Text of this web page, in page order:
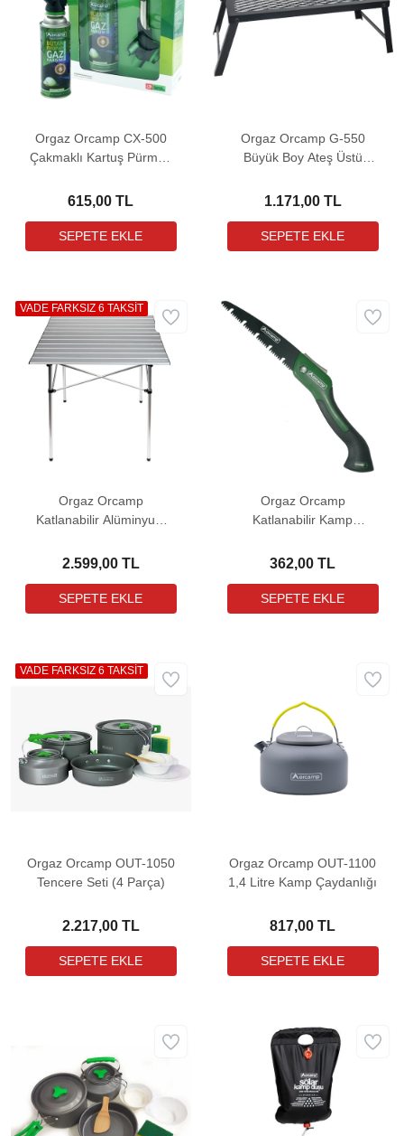
Orgaz Orcamp CX-500
Çakmaklı Kartuş Pürmüz
615,00 TL
Orgaz Orcamp G-550
Büyük Boy Ateş Üstü
1.171,00 TL
Orgaz Orcamp
Katlanabilir Alüminyum
2.599,00 TL
VADE FARKSIZ 6 TAKSİT
Orgaz Orcamp
Katlanabilir Kamp
362,00 TL
Orgaz Orcamp OUT-1050
Tencere Seti (4 Parça)
2.217,00 TL
VADE FARKSIZ 6 TAKSİT
Orgaz Orcamp OUT-1100
1,4 Litre Kamp Çaydanlığı
817,00 TL